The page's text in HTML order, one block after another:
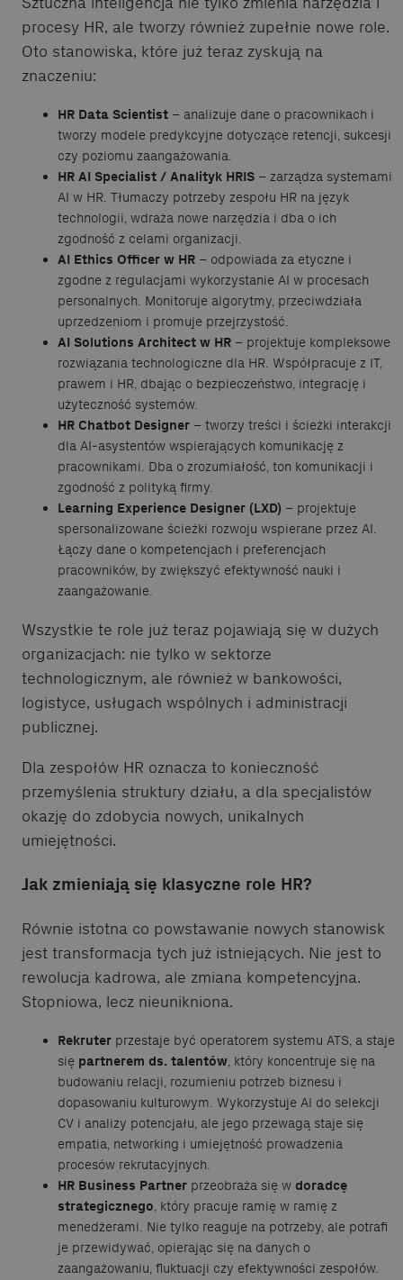
procesy HR, ale tworzy również zupełnie nowe role.
Oto stanowiska, które już teraz zyskują na
znaczeniu:
HR Data Scientist – analizuje dane o pracownikach i
tworzy modele predykcyjne dotyczące retencji, sukcesji
czy poziomu zaangażowania.
HR AI Specialist / Analityk HRIS – zarządza systemami
AI w HR. Tłumaczy potrzeby zespołu HR na język
technologii, wdraża nowe narzędzia i dba o ich
zgodność z celami organizacji.
AI Ethics Officer w HR – odpowiada za etyczne i
zgodne z regulacjami wykorzystanie AI w procesach
personalnych. Monitoruje algorytmy, przeciwdziała
uprzedzeniom i promuje przejrzystość.
AI Solutions Architect w HR – projektuje kompleksowe
rozwiązania technologiczne dla HR. Współpracuje z IT,
prawem i HR, dbając o bezpieczeństwo, integrację i
użyteczność systemów.
HR Chatbot Designer – tworzy treści i ścieżki interakcji
dla AI-asystentów wspierających komunikację z
pracownikami. Dba o zrozumiałość, ton komunikacji i
zgodność z polityką firmy.
Learning Experience Designer (LXD) – projektuje
spersonalizowane ścieżki rozwoju wspierane przez AI.
Łączy dane o kompetencjach i preferencjach
pracowników, by zwiększyć efektywność nauki i
zaangażowanie.
Wszystkie te role już teraz pojawiają się w dużych
organizacjach: nie tylko w sektorze
technologicznym, ale również w bankowości,
logistyce, usługach wspólnych i administracji
publicznej.
Dla zespołów HR oznacza to konieczność
przemyślenia struktury działu, a dla specjalistów
okazję do zdobycia nowych, unikalnych
umiejętności.
Jak zmieniają się klasyczne role HR?
Równie istotna co powstawanie nowych stanowisk
jest transformacja tych już istniejących. Nie jest to
rewolucja kadrowa, ale zmiana kompetencyjna.
Stopniowa, lecz nieunikniona.
Rekruter przestaje być operatorem systemu ATS, a staje
się partnerem ds. talentów, który koncentruje się na
budowaniu relacji, rozumieniu potrzeb biznesu i
dopasowaniu kulturowym. Wykorzystuje AI do selekcji
CV i analizy potencjału, ale jego przewagą staje się
empatia, networking i umiejętność prowadzenia
procesów rekrutacyjnych.
HR Business Partner przeobraża się w doradcę
strategicznego, który pracuje ramię w ramię z
menedżerami. Nie tylko reaguje na potrzeby, ale potrafi
je przewidywać, opierając się na danych o
zaangażowaniu, fluktuacji czy efektywności zespołów.